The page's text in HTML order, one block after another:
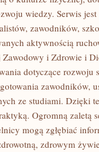
wiedzy. Serwis
zawodników,
aktywnością
i Zdrowie i
dotyczące rozwoju
zawodników,
ze studiami. Dzięki
Ogromną zaletą
mogą zgłębiać
zdrowym